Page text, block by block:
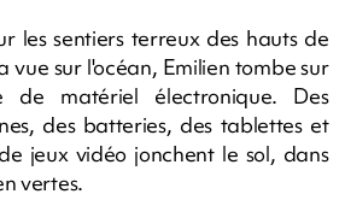
les sentiers terreux des hauts de
vue sur l'océan, Emilien tombe sur
de matériel électronique. Des
des batteries, des tablettes et
jeux vidéo jonchent le sol, dans
vertes.